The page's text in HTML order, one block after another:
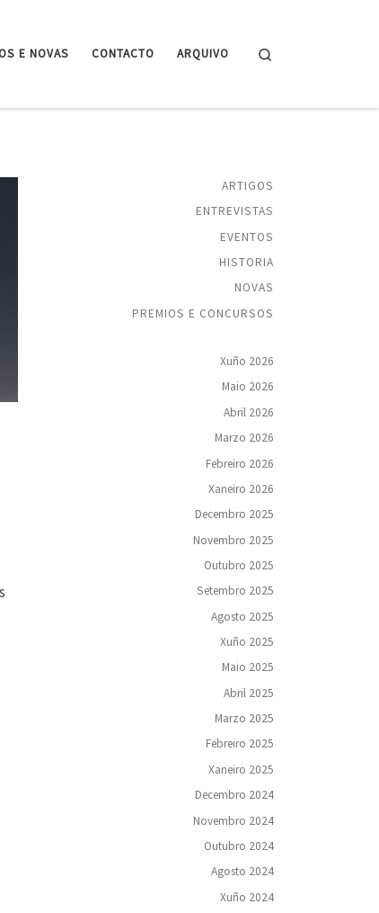
E NOVAS CONTACTO ARQUIVO
ARTIGOS
ENTREVISTAS
EVENTOS
HISTORIA
NOVAS
PREMIOS E CONCURSOS
Xuño 2026
Maio 2026
Abril 2026
Marzo 2026
Febreiro 2026
Xaneiro 2026
Decembro 2025
Novembro 2025
Outubro 2025
Setembro 2025
Agosto 2025
Xuño 2025
Maio 2025
Abril 2025
Marzo 2025
Febreiro 2025
Xaneiro 2025
Decembro 2024
Novembro 2024
Outubro 2024
Agosto 2024
Xuño 2024